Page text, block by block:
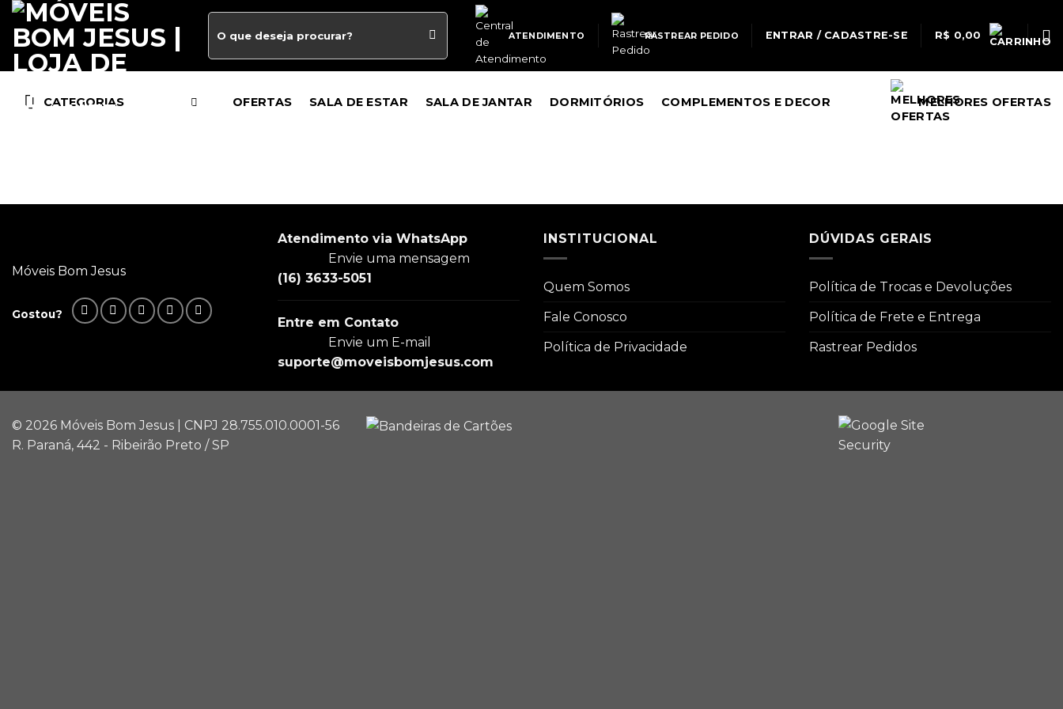
ATENDIMENTO RASTREAR PEDIDO ENTRAR / CADASTRE-SE R$ 0,00
CATEGORIAS OFERTAS SALA DE ESTAR SALA DE JANTAR DORMITÓRIOS COMPLEMENTOS E DECOR MELHORES OFERTAS
Móveis Bom Jesus
Gostou?
Atendimento via WhatsApp
Envie uma mensagem
(16) 3633-5051
Entre em Contato
Envie um E-mail
suporte@moveisbomjesus.com
INSTITUCIONAL
Quem Somos
Fale Conosco
Política de Privacidade
DÚVIDAS GERAIS
Política de Trocas e Devoluções
Política de Frete e Entrega
Rastrear Pedidos
© 2026 Móveis Bom Jesus | CNPJ 28.755.010.0001-56
R. Paraná, 442 - Ribeirão Preto / SP